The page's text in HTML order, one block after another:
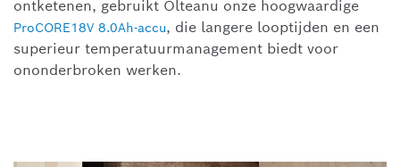
ontketenen, gebruikt Olteanu onze hoogwaardige
ProCORE18V 8.0Ah-accu, die langere looptijden en een
superieur temperatuurmanagement biedt voor
ononderbroken werken.